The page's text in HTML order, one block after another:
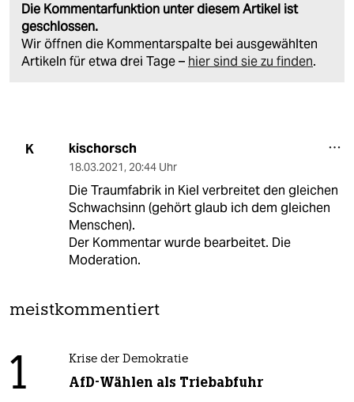
Die Kommentarfunktion unter diesem Artikel ist
geschlossen.
Wir öffnen die Kommentarspalte bei ausgewählten
Artikeln für etwa drei Tage – hier sind sie zu finden.
K kischorsch
18.03.2021, 20:44 Uhr
Die Traumfabrik in Kiel verbreitet den gleichen
Schwachsinn (gehört glaub ich dem gleichen
Menschen).
Der Kommentar wurde bearbeitet. Die
Moderation.
meistkommentiert
1 Krise der Demokratie
AfD-Wählen als Triebabfuhr